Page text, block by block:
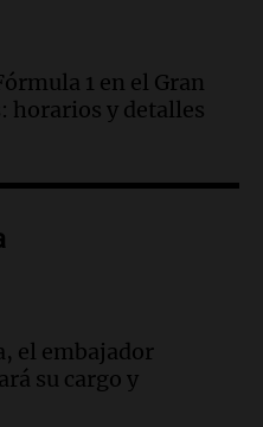
de Pourrain:
llevaron para
nunca regresó"
y retiraron hasta
la servilleta que
el primer
1 en el Gran
horarios y detalles
el embajador
su cargo y